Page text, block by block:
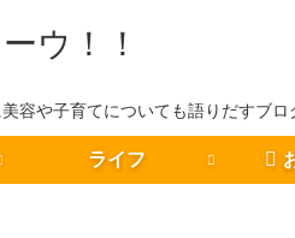
容や子育てについても語りだすブロ
ライフ